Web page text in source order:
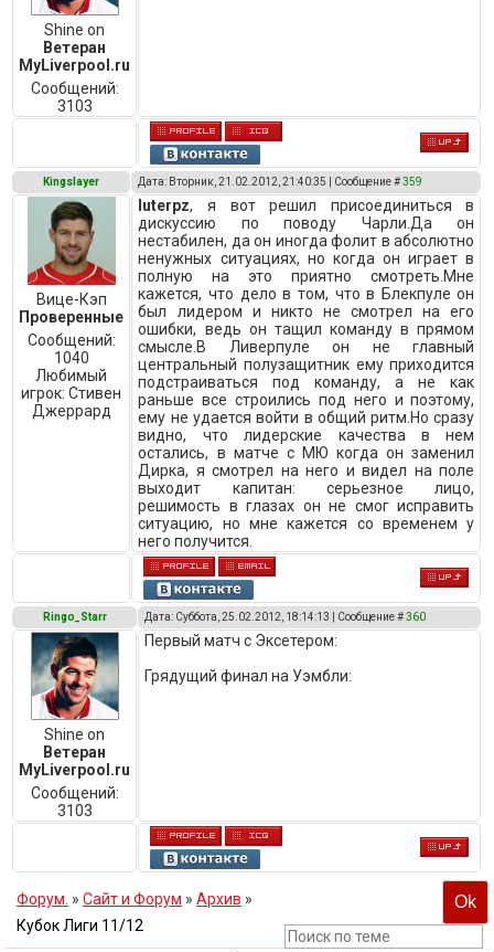
Shine on
Ветеран
MyLiverpool.ru
Сообщений:
3103
Kingslayer Дата: Вторник, 21.02.2012, 21:40:35 | Сообщение #359
Вице-Кэп
Проверенные
Сообщений:
1040
Любимый
игрок:Стивен
Джеррард
luterpz, я вот решил присоединиться в
дискуссию по поводу Чарли.Да он
нестабилен, да он иногда фолит в абсолютно
ненужных ситуациях, но когда он играет в
полную на это приятно смотреть.Мне
кажется, что дело в том, что в Блекпуле он
был лидером и никто не смотрел на его
ошибки, ведь он тащил команду в прямом
смысле.В Ливерпуле он не главный
центральный полузащитник ему приходится
подстраиваться под команду, а не как
раньше все строились под него и поэтому,
ему не удается войти в общий ритм.Но сразу
видно, что лидерские качества в нем
остались, в матче с МЮ когда он заменил
Дирка, я смотрел на него и видел на поле
выходит капитан: серьезное лицо,
решимость в глазах он не смог исправить
ситуацию, но мне кажется со временем у
него получится.
Ringo_Starr Дата: Суббота, 25.02.2012, 18:14:13 | Сообщение #360
Shine on
Ветеран
MyLiverpool.ru
Сообщений:
3103
Первый матч с Эксетером:
Грядущий финал на Уэмбли:
Форум. » Сайт и Форум » Архив »
Кубок Лиги 11/12